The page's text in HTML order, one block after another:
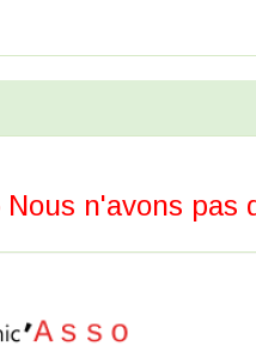
Nous n'avons pas